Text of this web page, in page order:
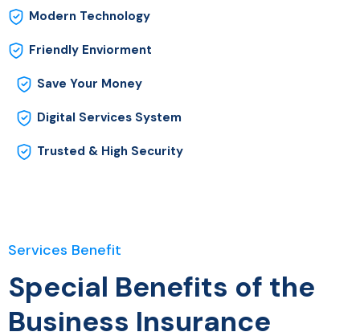
Modern Technology
Friendly Enviorment
Save Your Money
Digital Services System
Trusted & High Security
Services Benefit
Special Benefits of the
Business Insurance